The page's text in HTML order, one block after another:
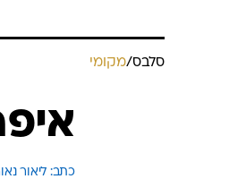
סלבס/מקומי
כתב: ליאור